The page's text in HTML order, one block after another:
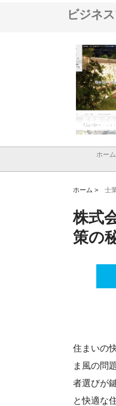
ビジネ
で滋賀
ホーム
ホーム > 士
株式
策の
住まいの
ま風の問
者選びが
と快適な